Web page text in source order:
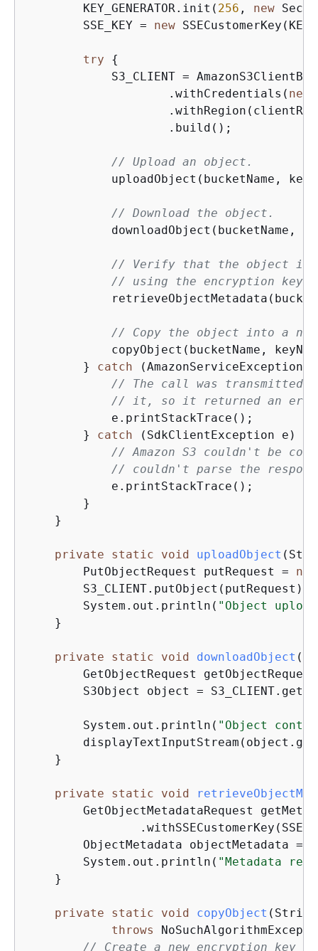
        KEY_GENERATOR.init(
256 , new
        SSE_KEY =
new
try
{
S3_CLIENT =
                    .withCredentials(
new
                    .build();
// Upload an object.
uploadObject(bucketName,
// Download the object.
downloadObject(bucketName,
// Verify that the object is
// using the encryption key.
// Copy the object into a
copyObject(bucketName,
        }
catch (AmazonServiceException
// The call was transmitted
// it, so it returned an error
            e.printStackTrace();
        }
catch (SdkClientException e)
// Amazon S3 couldn't be
// couldn't parse the
            e.printStackTrace();
        }
    }
private static void uploadObject
        PutObjectRequest putRequest =
new
        S3_CLIENT.putObject(putRequest);
        System.out.println(
"Object
    }
private static void downloadObject
GetObjectRequest
S3Object object =
        System.out.println(
"Object
    }
private static void
GetObjectMetadataRequest
ObjectMetadata objectMetadata =
        System.out.println(
"Metadata
    }
private static void copyObject (String
throws
// Create a new encryption key